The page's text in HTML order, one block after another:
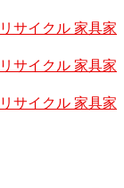
サイクル 家具家
サイクル 家具家
サイクル 家具家